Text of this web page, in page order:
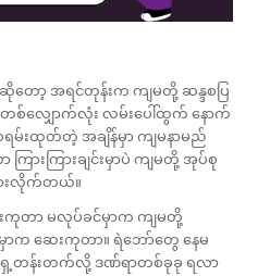
တော့ အရင်တုန်းက ကျမတို့ ဆန္ဒစပြ
စ်လျှောက်လုံး လမ်းပေါ်ထွက် နောက်
မ်းထုတ်တဲ့ အချိန်မှာ ကျမနာမည်
ြားကြားချင်းမှာပဲ ကျမတို့ အုပ်စု
းလိုက်တယ်။
းကုတာ မလုပ်ခင်မှာက ကျမတို့
ဆေးကုတာ။ ရဲဘော်တွေ နေမ
ရှေ့တန်းတက်လို့ ဒဏ်ရာတစ်ခုခု ရလာ